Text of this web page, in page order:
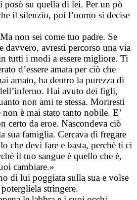
su quella di lei. Per un pò
il silenzio, poi l’uomo si decise
non sei come tuo padre. Se
davvero, avresti percorso una via
tutti i modi a essere migliore. Ti
d’essere amata per ciò che
amato, ha dentro la purezza di
Hai avuto dei figli,
non ami te stessa. Moriresti
è mai stato tanto nobile. E’
certo da eroe. Nascondeva ciò
sua famiglia. Cercava di fregare
che devi fare e basta, perchè ti ci
il tuo sangue è quello che è,
cambiare.»
di lui poggiata sulla sua e volse
stringere.